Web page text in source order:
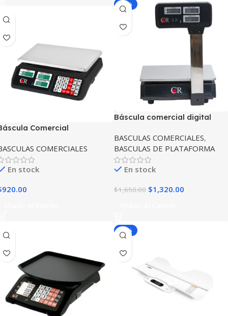
-20%
Báscula comercial digital
BASCULAS COMERCIALES,
BASCULAS DE PLATAFORMA
En stock
$1,650.00 $1,320.00
Comercial
COMERCIALES
En stock
920.00
-30%